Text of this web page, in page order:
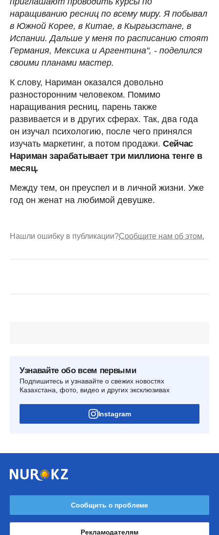
наращиванию ресниц по всему миру. Я побывал
в Южной Корее, в Китае, в Кыргызстане, в
Испании. Дальше у меня по расписанию стоят
Германия, Мексика и Аргентина", - поделился
своими планами мастер.
К слову, Нариман оказался довольно
разносторонним человеком. Помимо
наращивания ресниц, парень также
развивается и в других сферах. Так, два года
он изучал психологию, после чего принялся
изучать маркетинг, а потом продажи. Сейчас
Нариман зарабатывает три миллиона тенге в
месяц.
Между тем, он преуспел и в личной жизни. Уже
год он женат на любимой девушке.
Нашли ошибку в публикации?Сообщите нам об этом.
Узнавайте обо всем первыми
Подпишитесь и узнавайте о свежих новостях
Казахстана, фото, видео и других эксклюзивах
Instagram
Сообщить о проблеме
Рекламодателям